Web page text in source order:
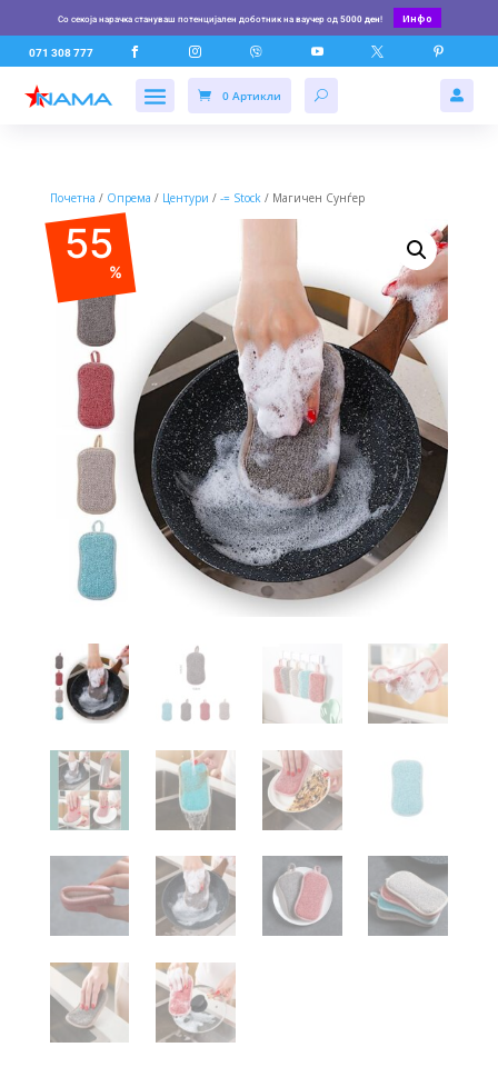
Со секоја нарачка стануваш потенцијален доботник на ваучер од 5000 ден! Инфо
071 308 777      
0 Артикли 
Почетна / Опрема / Центури / -= Stock/ Магичен Сунѓер
55
%